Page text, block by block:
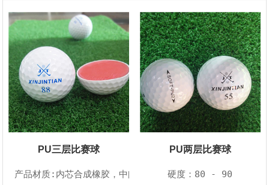
PU三层比赛球
产品材质:内芯合成橡胶，中间层树脂，外皮urethane
PU两层比赛球
硬度：80 - 90